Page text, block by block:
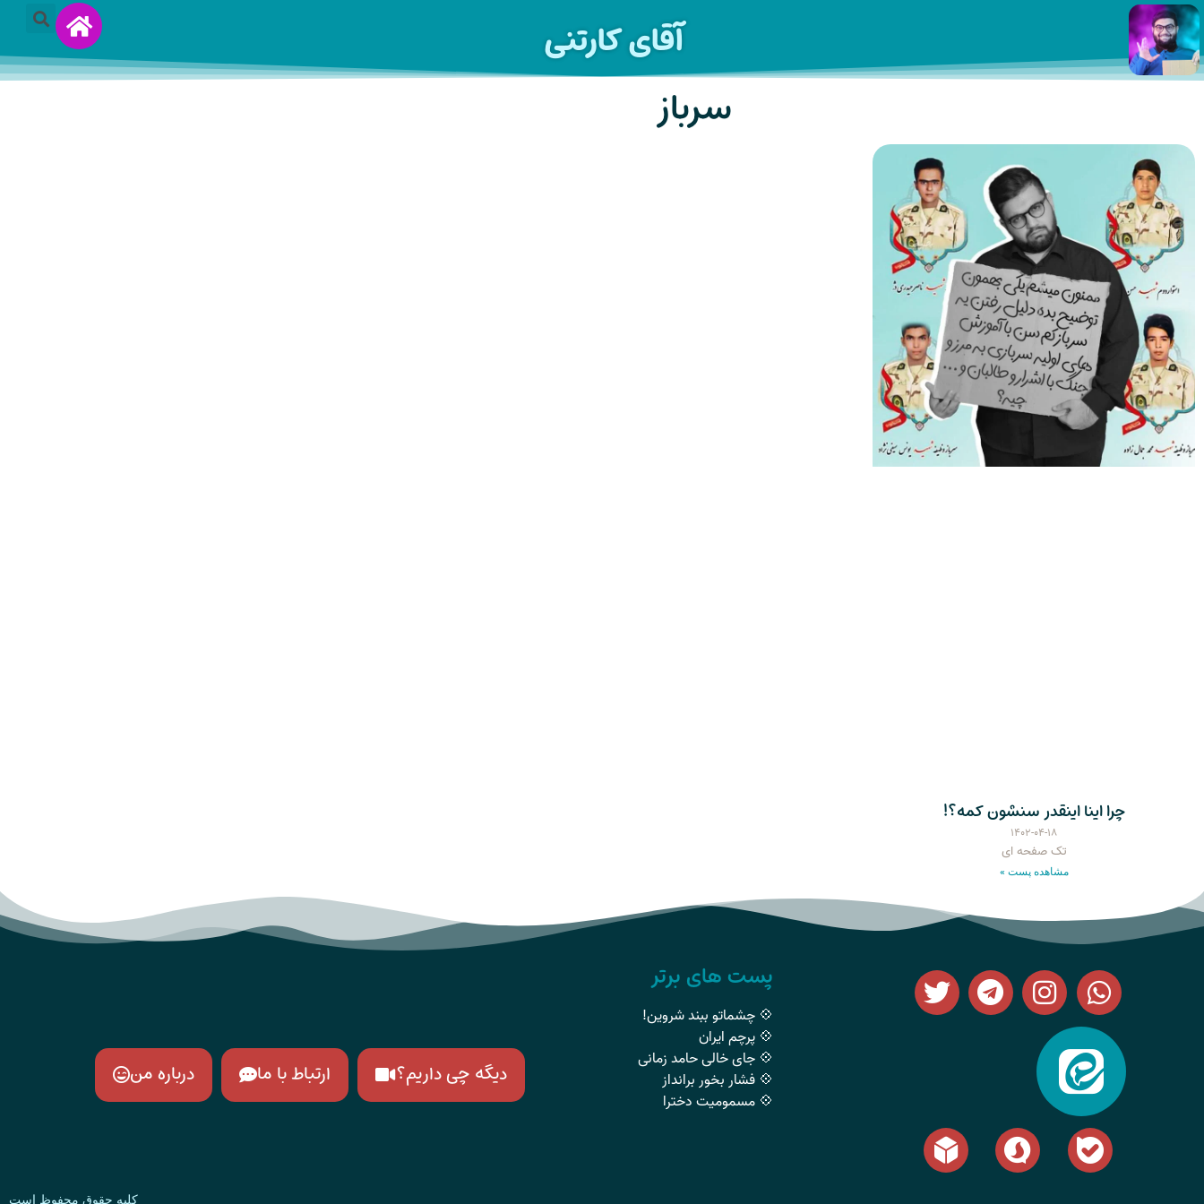
آقای کارتنی
سرباز
چرا اینا اینقدر سنشون کمه؟!
۱۴۰۲-۰۴-۱۸
تک صفحه ای
مشاهده پست »
پست های برتر
💠 چشماتو ببند شروین!
💠 پرچم ایران
💠 جای خالی حامد زمانی
💠 فشار بخور برانداز
💠 مسمومیت دخترا
دیگه چی داریم؟ ارتباط با ما درباره من
کلیه حقوق محفوظ است